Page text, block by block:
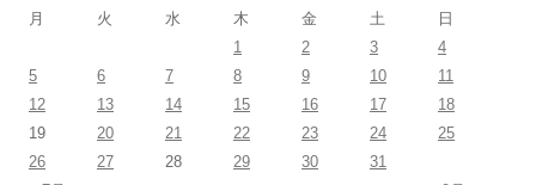
月
火 水 木 金 土
日
1
2 3
4
5
6 7 8 9 10
11
12
13 14 15 16 17
18
19
20 21 22 23 24
25
26
27 28 29 30
31